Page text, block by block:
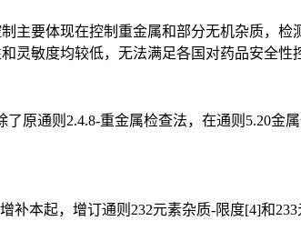
要体现在控制重金属和部分无机杂质，检
灵敏度均较低，无法满足各国对药品安全性
通则2.4.8-重金属检查法，在通则5.20金
本起，增订通则232元素杂质-限度[4]和